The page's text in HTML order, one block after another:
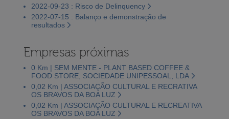
2022-09-23 : Risco de Delinquency
2022-07-15 : Balanço e demonstração de
resultados
Empresas próximas
0 Km | SEM MENTE - PLANT BASED COFFEE &
FOOD STORE, SOCIEDADE UNIPESSOAL, LDA
0,02 Km | ASSOCIAÇÃO CULTURAL E RECRATIVA
OS BRAVOS DA BOA LUZ
0,02 Km | ASSOCIAÇÃO CULTURAL E RECREATIVA
OS BRAVOS DA BOA LUZ